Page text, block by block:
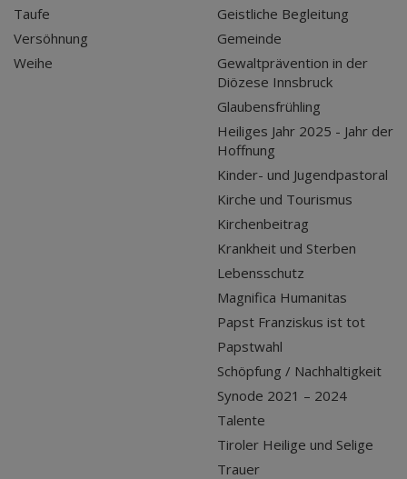
Taufe
Versöhnung
Weihe
Geistliche Begleitung
Gemeinde
Gewaltprävention in der
Diözese Innsbruck
Glaubensfrühling
Heiliges Jahr 2025 - Jahr der
Hoffnung
Kinder- und Jugendpastoral
Kirche und Tourismus
Kirchenbeitrag
Krankheit und Sterben
Lebensschutz
Magnifica Humanitas
Papst Franziskus ist tot
Papstwahl
Schöpfung / Nachhaltigkeit
Synode 2021 – 2024
Talente
Tiroler Heilige und Selige
Trauer